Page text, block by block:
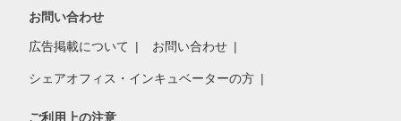
お問い合わせ
広告掲載について お問い合わせ
シェアオフィス・インキュベーターの方
ご利用上の注意